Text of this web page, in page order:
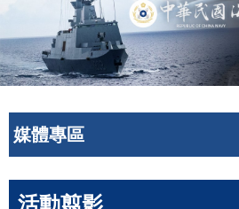
媒體專區
活動翦影